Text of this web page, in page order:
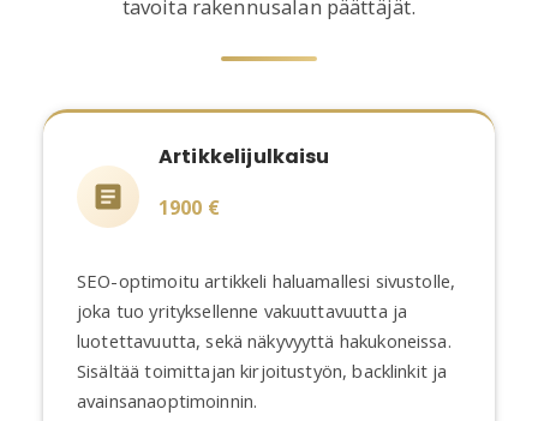
tavoita rakennusalan päättäjät.
Artikkelijulkaisu
1900 €
SEO-optimoitu artikkeli haluamallesi sivustolle,
joka tuo yrityksellenne vakuuttavuutta ja
luotettavuutta, sekä näkyvyyttä hakukoneissa.
Sisältää toimittajan kirjoitustyön, backlinkit ja
avainsanaoptimoinnin.